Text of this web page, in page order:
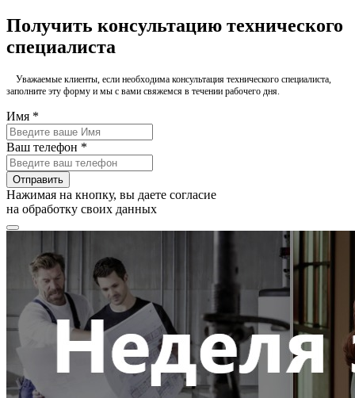
Получить консультацию технического
специалиста
Уважаемые клиенты, если необходима консультация технического специалиста,
заполните эту форму и мы с вами свяжемся в течении рабочего дня.
Имя *
Ваш телефон *
Отправить
Нажимая на кнопку, вы даете согласие
на обработку своих данных